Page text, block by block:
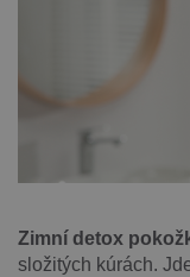
Zimní detox
složitých kúrách.